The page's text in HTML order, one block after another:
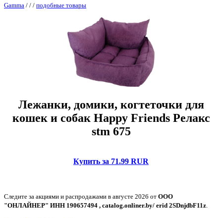
Gamma / / / подобные товары
Лежанки, домики, когтеточки для
кошек и собак Happy Friends Релакс
stm 675
Купить за 71.99 RUR
Следите за акциями и распродажами в августе 2026 от ООО
"ОНЛАЙНЕР" ИНН 190657494 , catalog.onliner.by/ erid 2SDnjdbF11z.